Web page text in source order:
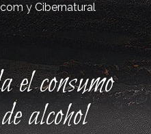
yCibernatural
el consumo
alcohol